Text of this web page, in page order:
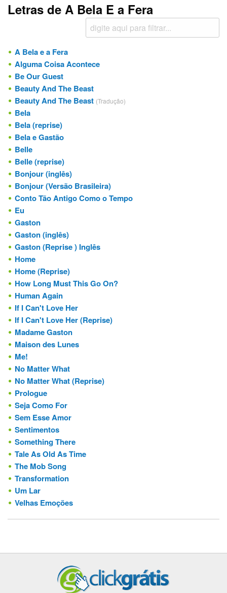
Letras de A Bela E a Fera
A Bela e a Fera
Alguma Coisa Acontece
Be Our Guest
Beauty And The Beast
Beauty And The Beast (Tradução)
Bela
Bela (reprise)
Bela e Gastão
Belle
Belle (reprise)
Bonjour (inglês)
Bonjour (Versão Brasileira)
Conto Tão Antigo Como o Tempo
Eu
Gaston
Gaston (inglês)
Gaston (Reprise ) Inglês
Home
Home (Reprise)
How Long Must This Go On?
Human Again
If I Can't Love Her
If I Can't Love Her (Reprise)
Madame Gaston
Maison des Lunes
Me!
No Matter What
No Matter What (Reprise)
Prologue
Seja Como For
Sem Esse Amor
Sentimentos
Something There
Tale As Old As Time
The Mob Song
Transformation
Um Lar
Velhas Emoções